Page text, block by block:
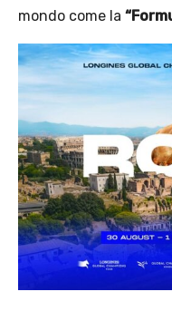
mondo come la